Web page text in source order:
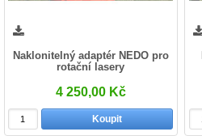
Naklonitelný adaptér NEDO pro
rotační lasery
4 250,00 Kč
Koupit